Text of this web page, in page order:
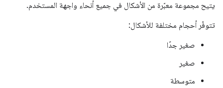
يتيح مجموعة معبّرة من الأشكال في جميع أنحاء واجهة المستخدم.
تتوفّر أحجام مختلفة للأشكال:
صغير جدًا
صغير
متوسطة